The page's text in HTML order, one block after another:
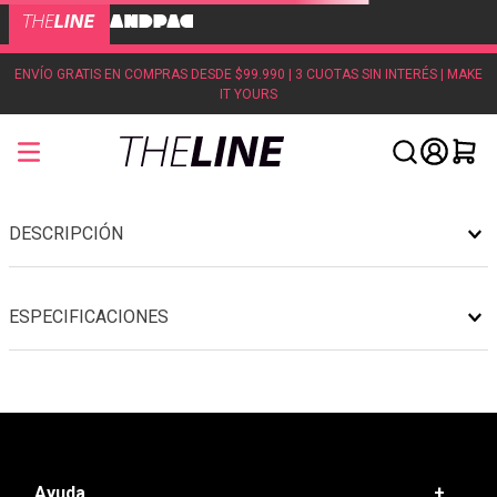
ENVÍO GRATIS EN COMPRAS DESDE $99.990 | 3 CUOTAS SIN INTERÉS | MAKE
IT YOURS
DESCRIPCIÓN
ESPECIFICACIONES